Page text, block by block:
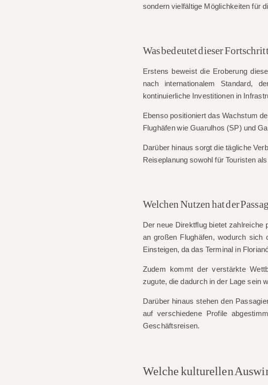
sondern vielfältige Möglichkeiten für
Was bedeutet dieser
Erstens beweist die Eroberung
nach internationalem Standard,
kontinuierliche Investitionen in
Ebenso positioniert das Wachstum
Flughäfen wie Guarulhos (SP) und
Darüber hinaus sorgt die tägliche
Reiseplanung sowohl für Touristen
Welchen Nutzen hat der
Der neue Direktflug bietet
an großen Flughäfen, wodurch
Einsteigen, da das Terminal in
Zudem kommt der verstärkte
zugute, die dadurch in der Lage sein
Darüber hinaus stehen den
auf verschiedene Profile
Geschäftsreisen.
Welche kulturellen